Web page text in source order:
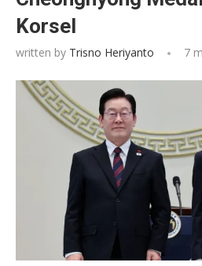
Korsel
written by Trisno Heriyanto 7